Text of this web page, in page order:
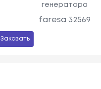
генератора
faresa 32569
Заказать